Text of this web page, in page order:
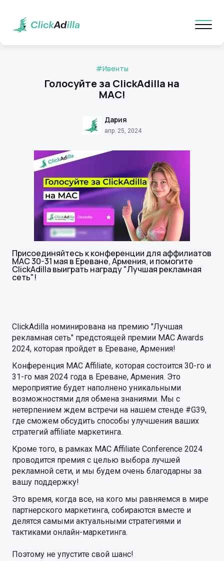
Голосуйте за ClickAdilla на
MAC!
#Ивенты
Дария
апр. 25, 2024
Присоединяйтесь к конференции для аффилиатов
MAC 30-31 мая в Ереване, Армения, и помогите
ClickAdilla выиграть награду "Лучшая рекламная
сеть"!
ClickAdilla номинирована на премию "Лучшая
рекламная сеть" предстоящей премии MAC Awards
2024, которая пройдет в Ереване, Армения!
Конференция MAC Affiliate, которая состоится 30-го и
31-го мая 2024 года в Ереване, Армения. Это
мероприятие будет наполнено уникальными
возможностями для обмена знаниями. Мы с
нетерпением ждем встречи на нашем стенде #G39,
где сможем обсудить способы улучшения ваших
стратегий affiliate маркетинга.
Кроме того, в рамках MAC Affiliate Conference 2024
проводится премия с целью выбора лучшей
рекламной сети, и мы будем очень благодарны за
вашу поддержку!
Это время, когда все, на кого мы равняемся в мире
партнерского маркетинга, собираются вместе и
делятся самыми актуальными стратегиями и
тактиками онлайн-маркетинга.
Поэтому не упустите свой шанс!